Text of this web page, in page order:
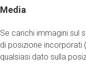
Media
Se carichi immagini sul
di posizione incorporati
qualsiasi dato sulla